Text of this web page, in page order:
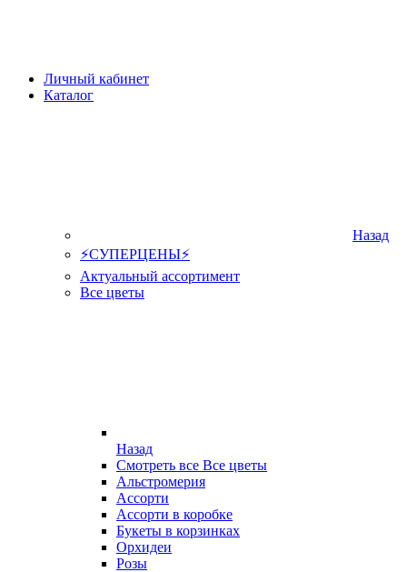
Личный кабинет
Каталог
Назад
⚡СУПЕРЦЕНЫ⚡
Актуальный ассортимент
Все цветы
Назад
Смотреть все Все цветы
Альстромерия
Ассорти
Ассорти в коробке
Букеты в корзинках
Орхидеи
Розы